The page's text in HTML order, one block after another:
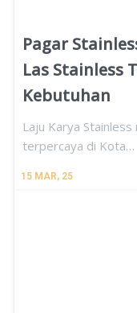
Pagar
Las Stainless
Kebutuhan
15 MAR, 25
Laju Karya
terpercaya di Kota…